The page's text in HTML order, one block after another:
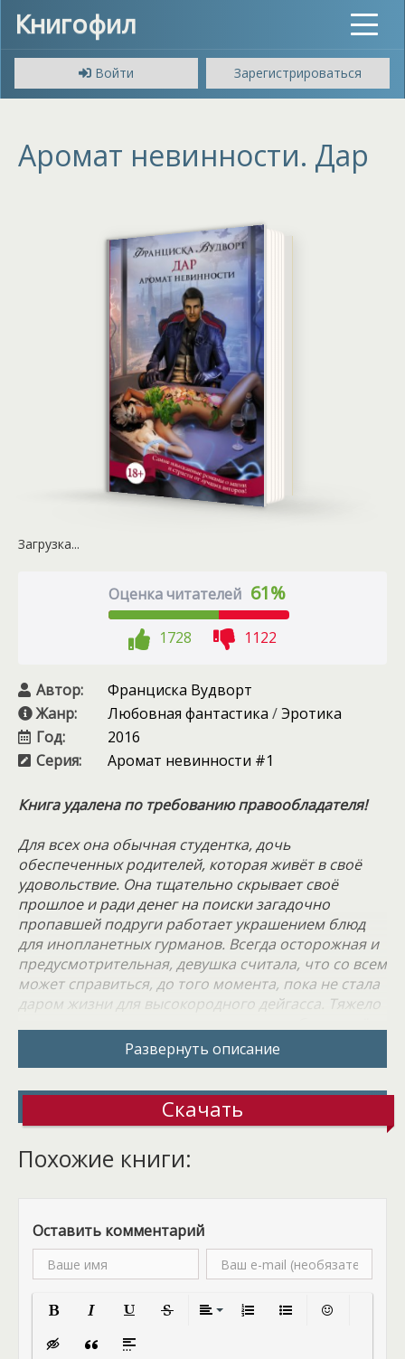
Книгофил
Toggle
Войти
Зарегистрироваться
Аромат невинности. Дар
Загрузка...
Оценка читателей 61%
1728 1122
Автор:
Франциска Вудворт
Жанр:
Любовная фантастика /Эротика
Год:
2016
Серия:
Аромат невинности #1
Книга удалена по требованию правообладателя!
Для всех она обычная студентка, дочь
обеспеченных родителей, которая живёт в своё
удовольствие. Она тщательно скрывает своё
прошлое и ради денег на поиски загадочно
пропавшей подруги работает украшением блюд
для инопланетных гурманов. Всегда осторожная и
предусмотрительная, девушка считала, что со всем
может справиться, до того момента, пока не стала
даром жизни для высокородного дейгасса. Тяжело
отказывать. Во что выльется их встреча? В
ненависть или любовь? Кто окажется
противостоянии? Судьба вынудит их пересмотреть
свои взгляды на жизнь и поставит под сомнения
Развернуть описание
Скачать
Похожие книги:
Оставить комментарий
Полужирный Подчеркнутый